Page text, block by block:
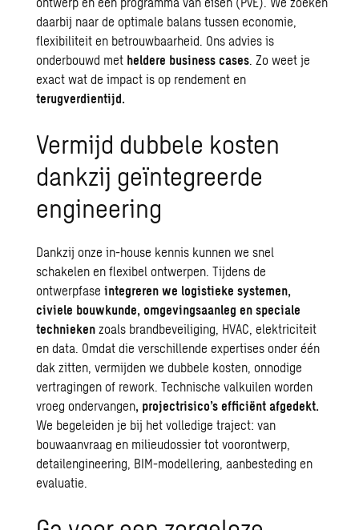
daarbij naar de optimale balans tussen economie,
flexibiliteit en betrouwbaarheid. Ons advies is
onderbouwd met heldere business cases. Zo weet je
exact wat de impact is op rendement en
terugverdientijd.
Vermijd dubbele kosten
dankzij geïntegreerde
engineering
Dankzij onze in-house kennis kunnen we snel
schakelen en flexibel ontwerpen. Tijdens de
ontwerpfaseintegreren we logistieke systemen,
civiele bouwkunde, omgevingsaanleg en speciale
technieken zoals brandbeveiliging, HVAC, elektriciteit
en data. Omdat die verschillende expertises onder één
dak zitten, vermijden we dubbele kosten, onnodige
vertragingen of rework. Technische valkuilen worden
vroeg ondervangen, projectrisico’s efficiënt afgedekt.
We begeleiden je bij het volledige traject: van
bouwaanvraag en milieudossier tot voorontwerp,
detailengineering, BIM-modellering, aanbesteding en
evaluatie.